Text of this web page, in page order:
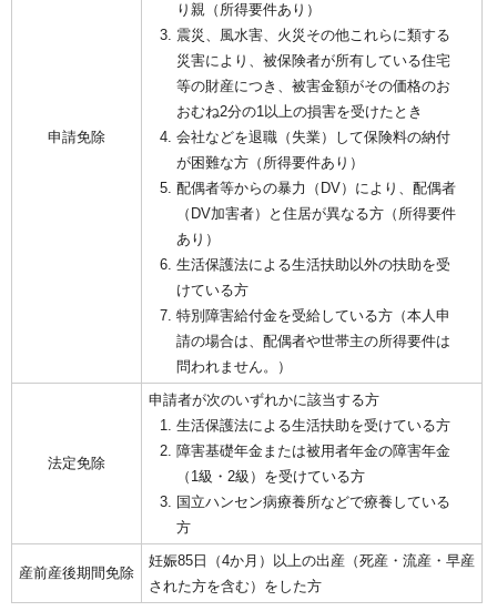
申請免除
り親（所得要件あり）
震災、風水害、火災その他これらに類する
災害により、被保険者が所有している住宅
等の財産につき、被害金額がその価格のお
おむね2分の1以上の損害を受けたとき
会社などを退職（失業）して保険料の納付
が困難な方（所得要件あり）
配偶者等からの暴力（DV）により、配偶者
（DV加害者）と住居が異なる方（所得要件
あり）
生活保護法による生活扶助以外の扶助を受
けている方
特別障害給付金を受給している方（本人申
請の場合は、配偶者や世帯主の所得要件は
問われません。）
法定免除
申請者が次のいずれかに該当する方
生活保護法による生活扶助を受けている方
障害基礎年金または被用者年金の障害年金
（1級・2級）を受けている方
国立ハンセン病療養所などで療養している
方
産前産後期間免除
妊娠85日（4か月）以上の出産（死産・流産・早産
された方を含む）をした方